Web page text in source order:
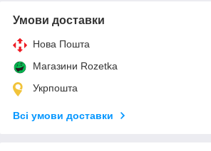
Умови доставки
Нова Пошта
Магазини Rozetka
Укрпошта
Всі умови доставки